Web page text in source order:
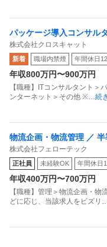
公認会計士試験合格
| 順位 | 大学名 | 合格者
| 1位 | 慶應義塾大学 |
| 2位 | 早稲田大学 | 149
| 3位 | 明治大学 | 81人 |
| 6位 | 立命館大学 | 55
| 7位 | 東京大学 | 54人 |
| 8位 | 京都大学 | 49人 |
| 9位 | 神戸大学 | 44人 |
| 10位 | 一橋大学 | 41
パッケージ導入コンサル
M・PL候補募集最上流か
モート可／年休122日
株式会社クロスキャット
新着 職場内禁煙 年間休日
年収800万円〜900万円
【職種】ITコンサルタント＞
ンターネット＞その他 ※…続
物流企画・物流管理 ／
成長拡大中のグローバル
株式会社フェローテック
正社員 未経験OK 年間休日
年収400万円〜700万円
【職種】管理＞物流企画・
どに応じ、当該求人をビズリ